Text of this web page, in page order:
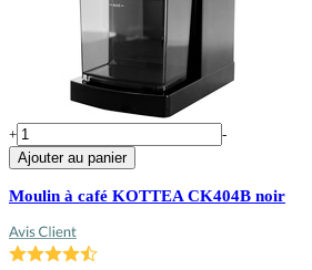
+
-
Ajouter au panier
Moulin à café KOTTEA CK404B noir